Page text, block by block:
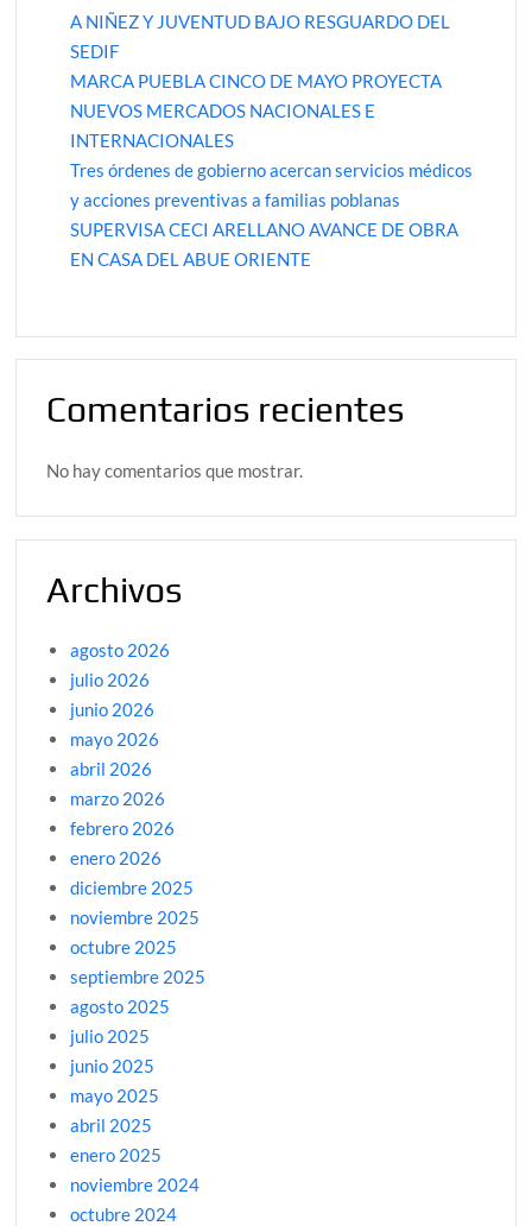
A NIÑEZ Y JUVENTUD BAJO RESGUARDO DEL
SEDIF
MARCA PUEBLA CINCO DE MAYO PROYECTA
NUEVOS MERCADOS NACIONALES E
INTERNACIONALES
Tres órdenes de gobierno acercan servicios médicos
y acciones preventivas a familias poblanas
SUPERVISA CECI ARELLANO AVANCE DE OBRA
EN CASA DEL ABUE ORIENTE
Comentarios recientes
No hay comentarios que mostrar.
Archivos
agosto 2026
julio 2026
junio 2026
mayo 2026
abril 2026
marzo 2026
febrero 2026
enero 2026
diciembre 2025
noviembre 2025
octubre 2025
septiembre 2025
agosto 2025
julio 2025
junio 2025
mayo 2025
abril 2025
enero 2025
noviembre 2024
octubre 2024